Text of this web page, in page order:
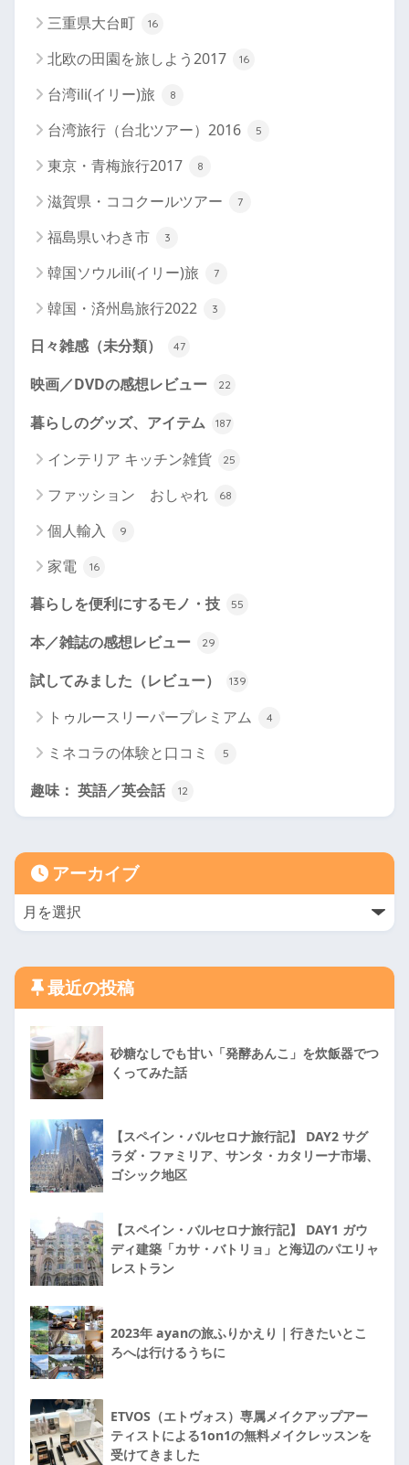
三重県大台町 16
北欧の田園を旅しよう2017 16
台湾ili(イリー)旅 8
台湾旅行（台北ツアー）2016 5
東京・青梅旅行2017 8
滋賀県・ココクールツアー 7
福島県いわき市 3
韓国ソウルili(イリー)旅 7
韓国・済州島旅行2022 3
日々雑感（未分類） 47
映画／DVDの感想レビュー 22
暮らしのグッズ、アイテム 187
インテリア キッチン雑貨 25
ファッション おしゃれ 68
個人輸入 9
家電 16
暮らしを便利にするモノ・技 55
本／雑誌の感想レビュー 29
試してみました（レビュー） 139
トゥルースリーパープレミアム 4
ミネコラの体験と口コミ 5
趣味： 英語／英会話 12
アーカイブ
最近の投稿
砂糖なしでも甘い「発酵あんこ」を炊飯器でつ
くってみた話
【スペイン・バルセロナ旅行記】 DAY2 サグ
ラダ・ファミリア、サンタ・カタリーナ市場、
ゴシック地区
【スペイン・バルセロナ旅行記】 DAY1 ガウ
ディ建築「カサ・バトリョ」と海辺のパエリャ
レストラン
2023年 ayanの旅ふりかえり｜行きたいとこ
ろへは行けるうちに
ETVOS（エトヴォス）専属メイクアップアー
ティストによる1on1の無料メイクレッスンを
受けてきました